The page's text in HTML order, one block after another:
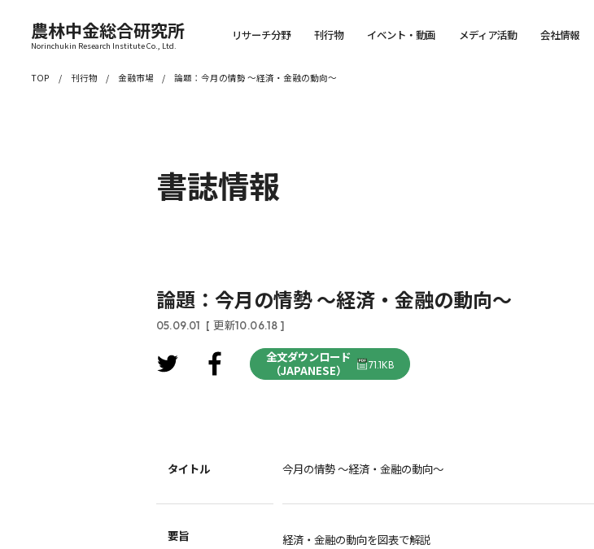
農林中金総合研究所
Norinchukin Research Institute Co., Ltd.
リサーチ分野 刊行物 イベント・動画 メディア活動 会社情報
TOP 刊行物 金融市場 論題：今月の情勢 ～経済・金融の動向～
書誌情報
論題：今月の情勢 ～経済・金融の動向～
05.09.01 [ 更新10.06.18 ]
全文ダウンロード
（JAPANESE）
71.1KB
タイトル 今月の情勢 ～経済・金融の動向～
要旨 経済・金融の動向を図表で解説